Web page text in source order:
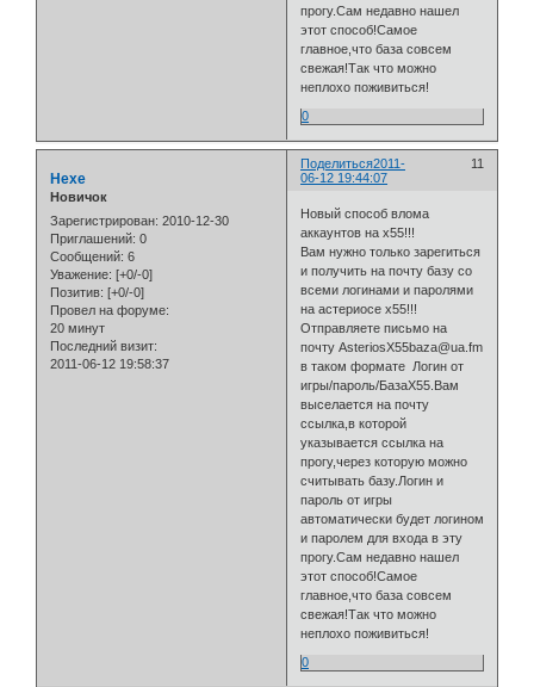
прогу.Сам недавно нашел
этот способ!Самое
главное,что база совсем
свежая!Так что можно
неплохо поживиться!
0
Поделиться 11
2011-
06-12 19:44:07
Hexe
Новичок
Зарегистрирован: 2010-12-30
Приглашений: 0
Сообщений: 6
Уважение: [+0/-0]
Позитив: [+0/-0]
Провел на форуме:
20 минут
Последний визит:
2011-06-12 19:58:37
Новый способ влома
аккаунтов на х55!!!
Вам нужно только зарегиться
и получить на почту базу со
всеми логинами и паролями
на астериосе х55!!!
Отправляете письмо на
почту AsteriosX55baza@ua.fm
в таком формате Логин от
игры/пароль/БазаХ55.Вам
выселается на почту
ссылка,в которой
указывается ссылка на
прогу,через которую можно
считывать базу.Логин и
пароль от игры
автоматически будет логином
и паролем для входа в эту
прогу.Сам недавно нашел
этот способ!Самое
главное,что база совсем
свежая!Так что можно
неплохо поживиться!
0